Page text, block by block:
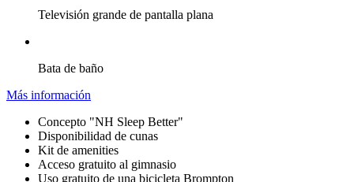
Televisión grande de pantalla plana
Bata de baño
Más información
Concepto "NH Sleep Better"
Disponibilidad de cunas
Kit de amenities
Acceso gratuito al gimnasio
Uso gratuito de una bicicleta Brompton